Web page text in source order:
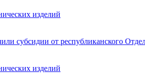
изделий
субсидии от республиканского
изделий